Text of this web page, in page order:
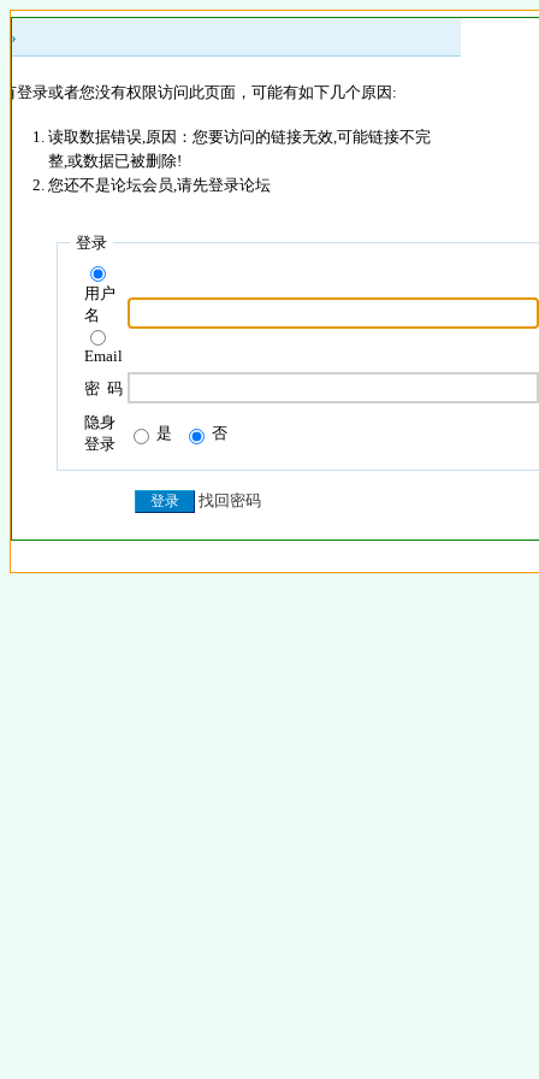
»
登录或者您没有权限访问此页面，可能有如下几个原因:
读取数据错误,原因：您要访问的链接无效,可能链接不完
整,或数据已被删除!
您还不是论坛会员,请先登录论坛
登录
用户
名
Email
密 码
隐身
登录
是 否
找回密码